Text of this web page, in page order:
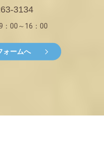
3134
00～16：00
ォームへ